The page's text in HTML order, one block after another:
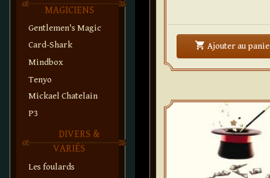
MAGICIENS
Gentlemen's Magic
Card-Shark
Mindbox
Tenyo
Mickael Chatelain
P3
DIVERS &
VARIÉS
Les foulards
shopping_cart Ajouterau